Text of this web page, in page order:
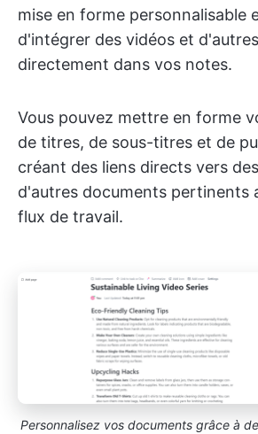
mise en forme personnalisable
d'intégrer des vidéos et
directement dans vos notes.
Vous pouvez mettre en forme
de titres, de sous-titres et de
créant des liens directs vers
d'autres documents pertinents
flux de travail.
Personnalisez vos documents grâce à